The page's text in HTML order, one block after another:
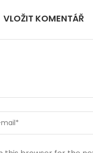
VLOŽIT KOMENTÁŘ